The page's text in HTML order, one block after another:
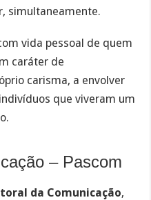
simultaneamente.
vida pessoal de quem
caráter de
carisma, a envolver
que viveram um
– Pascom
da Comunicação,